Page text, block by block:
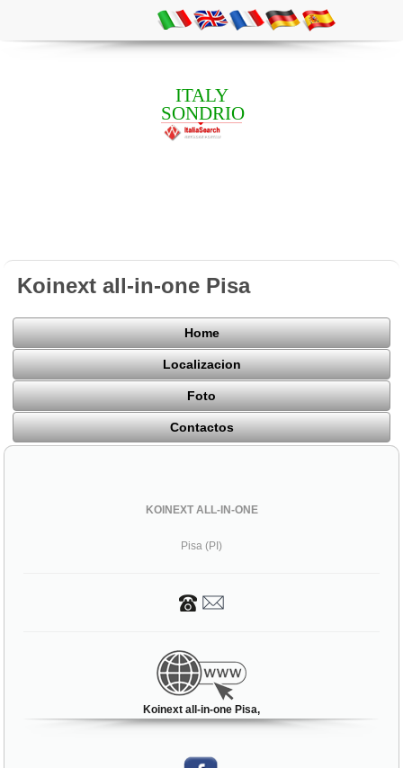
ITALY
SONDRIO
Koinext all-in-one Pisa
Home
Localizacion
Foto
Contactos
KOINEXT ALL-IN-ONE
Pisa (PI)
Koinext all-in-one Pisa,